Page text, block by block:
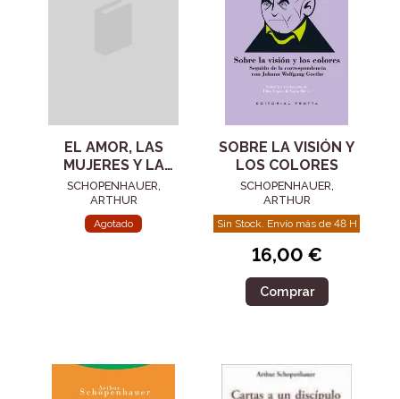
EL AMOR, LAS
MUJERES Y LA
MUERTE
SCHOPENHAUER,
ARTHUR
Agotado
SOBRE LA VISIÓN Y
LOS COLORES
SCHOPENHAUER,
ARTHUR
Sin Stock. Envío más de 48 H
16,00 €
Comprar